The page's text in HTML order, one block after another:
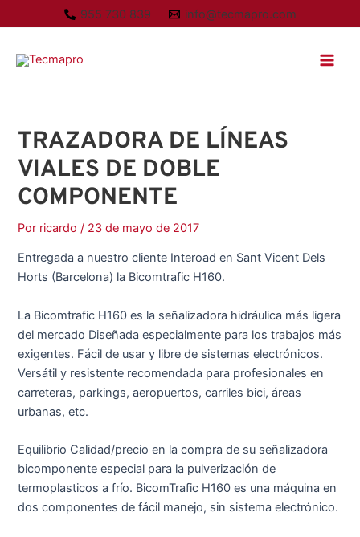
al
955 730 839 info@tecmapro.com
TRAZADORA DE LÍNEAS
VIALES DE DOBLE
COMPONENTE
Por ricardo/ 23 de mayo de 2017
Entregada a nuestro cliente Interoad en Sant Vicent Dels
Horts (Barcelona) la Bicomtrafic H160.
La Bicomtrafic H160 es la señalizadora hidráulica más ligera
del mercado Diseñada especialmente para los trabajos más
exigentes. Fácil de usar y libre de sistemas electrónicos.
Versátil y resistente recomendada para profesionales en
carreteras, parkings, aeropuertos, carriles bici, áreas
urbanas, etc.
Equilibrio Calidad/precio en la compra de su señalizadora
bicomponente especial para la pulverización de
termoplasticos a frío. BicomTrafic H160 es una máquina en
dos componentes de fácil manejo, sin sistema electrónico.
c
o
s